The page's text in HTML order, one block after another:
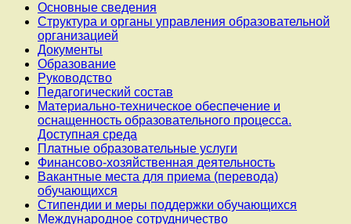
Основные сведения
Структура и органы управления образовательной
организацией
Документы
Образование
Руководство
Педагогический состав
Материально-техническое обеспечение и
оснащенность образовательного процесса.
Доступная среда
Платные образовательные услуги
Финансово-хозяйственная деятельность
Вакантные места для приема (перевода)
обучающихся
Стипендии и меры поддержки обучающихся
Международное сотрудничество